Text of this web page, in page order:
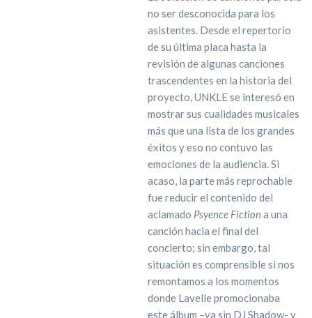
no ser desconocida para los
asistentes. Desde el repertorio
de su última placa hasta la
revisión de algunas canciones
trascendentes en la historia del
proyecto, UNKLE se interesó en
mostrar sus cualidades musicales
más que una lista de los grandes
éxitos y eso no contuvo las
emociones de la audiencia. Si
acaso, la parte más reprochable
fue reducir el contenido del
aclamado Psyence Fiction a una
canción hacia el final del
concierto; sin embargo, tal
situación es comprensible si nos
remontamos a los momentos
donde Lavelle promocionaba
este álbum –ya sin DJ Shadow- y